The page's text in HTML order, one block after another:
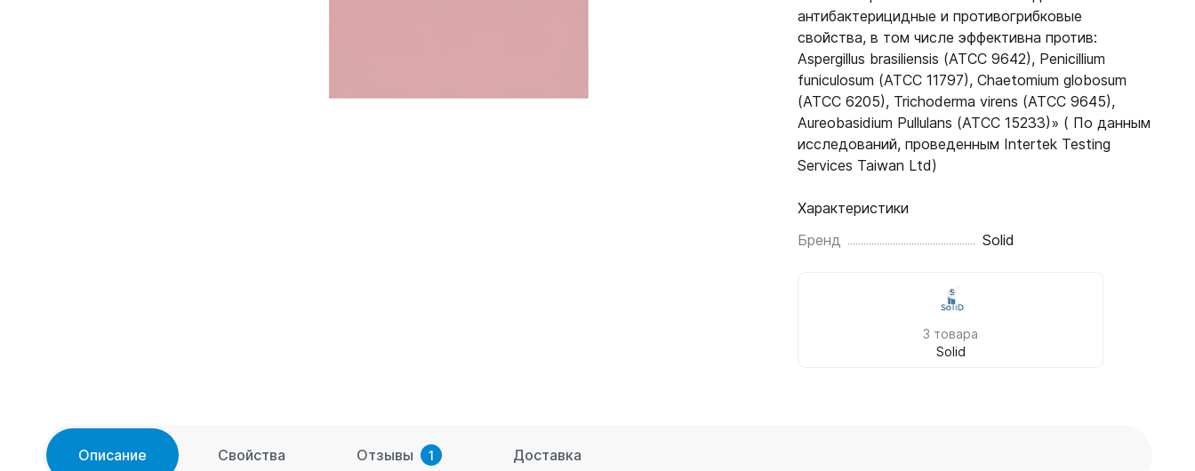
антибактерицидные и противогрибковые
свойства, в том числе эффективна против:
Aspergillus brasiliensis (ATCC 9642), Penicillium
funiculosum (ATCC 11797), Chaetomium globosum
(ATCC 6205), Trichoderma virens (ATCC 9645),
Aureobasidium Pullulans (ATCC 15233)» ( По данным
исследований, проведенным Intertek Testing
Services Taiwan Ltd)
Характеристики
Бренд
Solid
3 товара
Solid
Описание Свойства Отзывы 1 Доставка